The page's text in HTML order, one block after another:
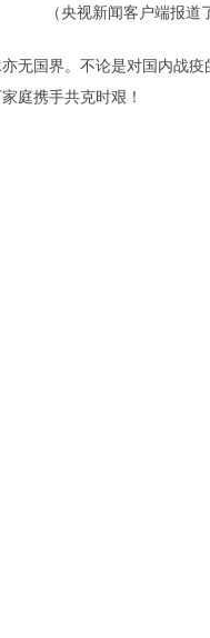
（央视新闻客户端报道
无国界。不论是对国内战
庭携手共克时艰！